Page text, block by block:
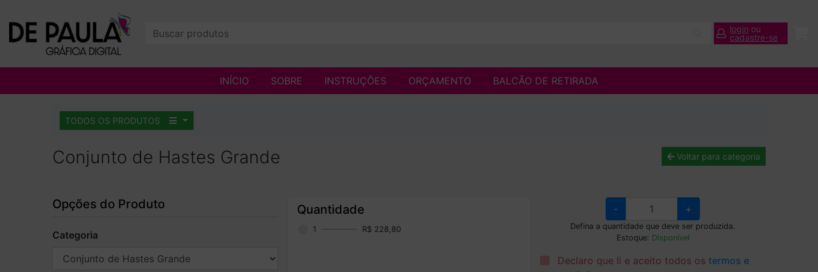
login ou
cadastre-se
INÍCIO SOBRE INSTRUÇÕES ORÇAMENTO BALCÃO DE RETIRADA
TODOS OS PRODUTOS
Conjunto de Hastes Grande Voltar para categoria
Opções do Produto
Categoria
Quantidade
1 R$ 228,80
- +
Defina a quantidade que deve ser produzida.
Estoque: Disponível
Declaro que li e aceito todos ostermos e